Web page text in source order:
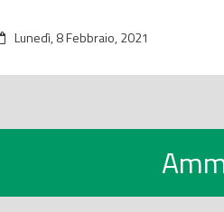
Lunedì, 8 Febbraio, 2021